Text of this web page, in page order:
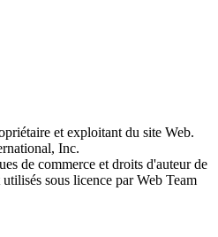
et exploitant du site Web.
Inc.
de commerce et droits d'auteur de
sous licence par Web Team